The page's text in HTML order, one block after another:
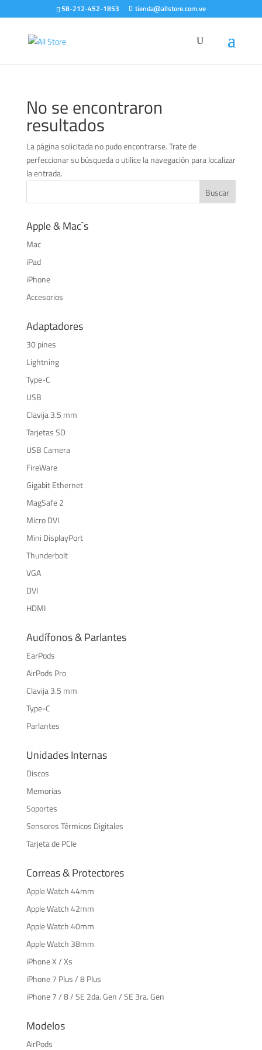
58-212-452-1853 tienda@allstore.com.ve
No se encontraron
resultados
La página solicitada no pudo encontrarse. Trate de
perfeccionar su búsqueda o utilice la navegación para localizar
la entrada.
Apple & Mac`s
Mac
iPad
iPhone
Accesorios
Adaptadores
30 pines
Lightning
Type-C
USB
Clavija 3.5 mm
Tarjetas SD
USB Camera
FireWare
Gigabit Ethernet
MagSafe 2
Micro DVI
Mini DisplayPort
Thunderbolt
VGA
DVI
HDMI
Audífonos & Parlantes
EarPods
AirPods Pro
Clavija 3.5 mm
Type-C
Parlantes
Unidades Internas
Discos
Memorias
Soportes
Sensores Térmicos Digitales
Tarjeta de PCIe
Correas & Protectores
Apple Watch 44mm
Apple Watch 42mm
Apple Watch 40mm
Apple Watch 38mm
iPhone X / Xs
iPhone 7 Plus / 8 Plus
iPhone 7 / 8 / SE 2da. Gen / SE 3ra. Gen
Modelos
AirPods